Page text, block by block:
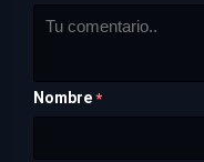
Nombre *